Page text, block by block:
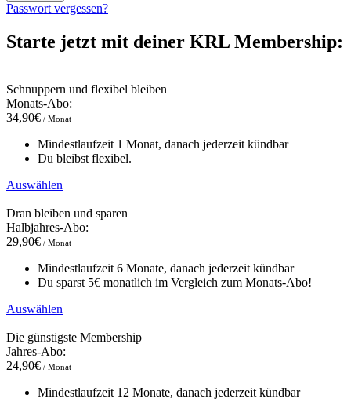
Passwort vergessen?
Starte jetzt mit deiner KRL Membership:
Schnuppern und flexibel bleiben
Monats-Abo:
34,90€ / Monat
Mindestlaufzeit 1 Monat, danach jederzeit kündbar
Du bleibst flexibel.
Auswählen
Dran bleiben und sparen
Halbjahres-Abo:
29,90€ / Monat
Mindestlaufzeit 6 Monate, danach jederzeit kündbar
Du sparst 5€ monatlich im Vergleich zum Monats-Abo!
Auswählen
Die günstigste Membership
Jahres-Abo:
24,90€ / Monat
Mindestlaufzeit 12 Monate, danach jederzeit kündbar